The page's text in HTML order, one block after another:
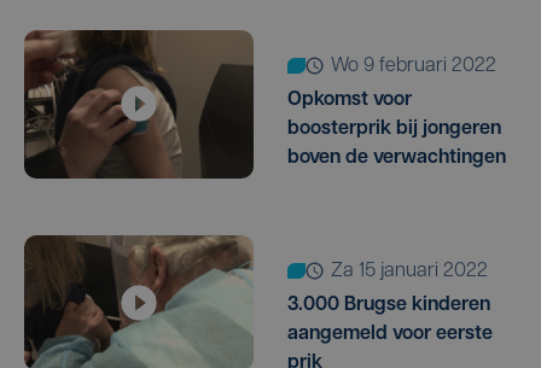
wo 9 februari 2022
Opkomst voor
boosterprik bij jongeren
boven de verwachtingen
za 15 januari 2022
3.000 Brugse kinderen
aangemeld voor eerste
prik